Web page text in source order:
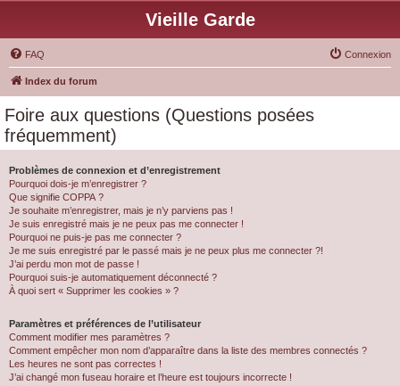
Vieille Garde
FAQ Connexion
Index du forum
Foire aux questions (Questions posées
fréquemment)
Problèmes de connexion et d’enregistrement
Pourquoi dois-je m’enregistrer ?
Que signifie COPPA ?
Je souhaite m’enregistrer, mais je n’y parviens pas !
Je suis enregistré mais je ne peux pas me connecter !
Pourquoi ne puis-je pas me connecter ?
Je me suis enregistré par le passé mais je ne peux plus me connecter ?!
J’ai perdu mon mot de passe !
Pourquoi suis-je automatiquement déconnecté ?
À quoi sert « Supprimer les cookies » ?
Paramètres et préférences de l’utilisateur
Comment modifier mes paramètres ?
Comment empêcher mon nom d’apparaître dans la liste des membres connectés ?
Les heures ne sont pas correctes !
J’ai changé mon fuseau horaire et l’heure est toujours incorrecte !